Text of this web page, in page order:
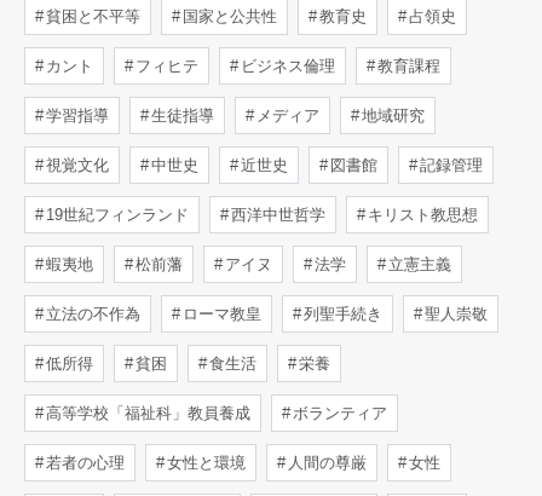
貧困と不平等 国家と公共性 教育史 占領史
カント フィヒテ ビジネス倫理 教育課程
学習指導 生徒指導 メディア 地域研究
視覚文化 中世史 近世史 図書館 記録管理
19世紀フィンランド 西洋中世哲学 キリスト教思想
蝦夷地 松前藩 アイヌ 法学 立憲主義
立法の不作為 ローマ教皇 列聖手続き 聖人崇敬
低所得 貧困 食生活 栄養
高等学校「福祉科」教員養成 ボランティア
若者の心理 女性と環境 人間の尊厳 女性